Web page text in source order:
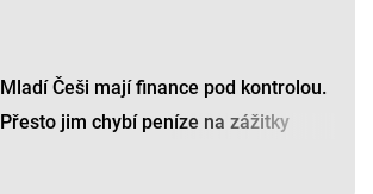
Mladí Češi mají finance pod kontrolou.
Přesto jim chybí peníze na zážitky